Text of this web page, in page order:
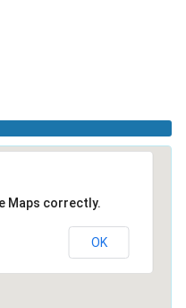
Maps correctly.
OK